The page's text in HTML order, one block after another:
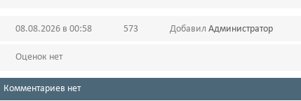
08.08.2026 в 00:58 573 Добавил Администратор
Оценок нет
Комментариев нет